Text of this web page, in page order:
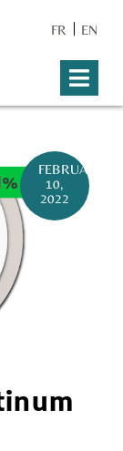
FR EN
FEBRUARY
10,
2022